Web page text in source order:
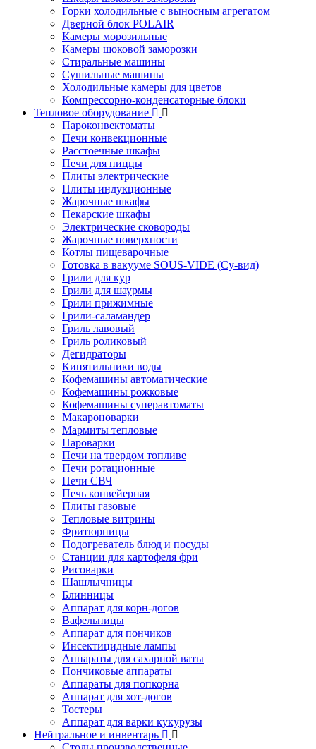
Горки холодильные с выносным агрегатом
Дверной блок POLAIR
Камеры морозильные
Камеры шоковой заморозки
Стиральные машины
Сушильные машины
Холодильные камеры для цветов
Компрессорно-конденсаторные блоки
Тепловое оборудование
Пароконвектоматы
Печи конвекционные
Расстоечные шкафы
Печи для пиццы
Плиты электрические
Плиты индукционные
Жарочные шкафы
Пекарские шкафы
Электрические сковороды
Жарочные поверхности
Котлы пищеварочные
Готовка в вакууме SOUS-VIDE (Су-вид)
Грили для кур
Грили для шаурмы
Грили прижимные
Грили-саламандер
Гриль лавовый
Гриль роликовый
Дегидраторы
Кипятильники воды
Кофемашины автоматические
Кофемашины рожковые
Кофемашины суперавтоматы
Макароноварки
Мармиты тепловые
Пароварки
Печи на твердом топливе
Печи ротационные
Печи СВЧ
Печь конвейерная
Плиты газовые
Тепловые витрины
Фритюрницы
Подогреватель блюд и посуды
Станции для картофеля фри
Рисоварки
Шашлычницы
Блинницы
Аппарат для корн-догов
Вафельницы
Аппарат для пончиков
Инсектицидные лампы
Аппараты для сахарной ваты
Пончиковые аппараты
Аппараты для попкорна
Аппарат для хот-догов
Тостеры
Аппарат для варки кукурузы
Нейтральное и инвентарь